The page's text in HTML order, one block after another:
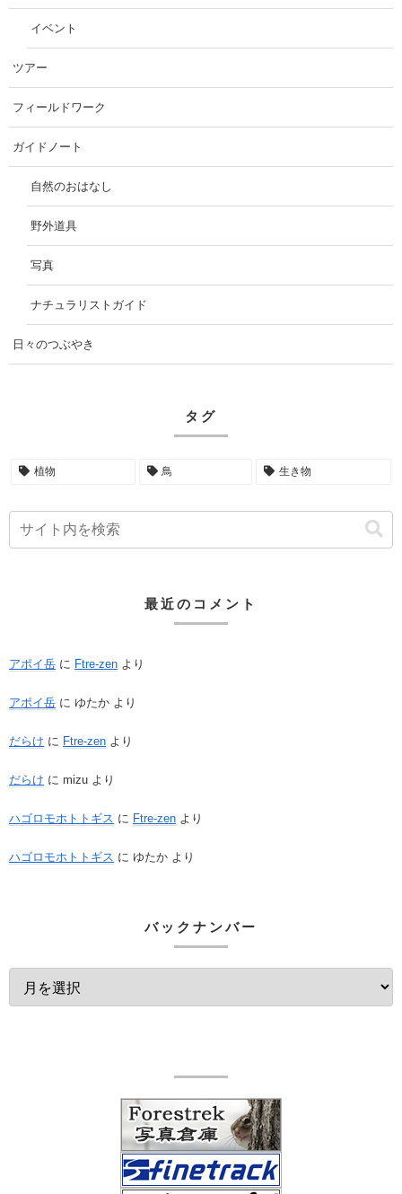
イベント
ツアー
フィールドワーク
ガイドノート
自然のおはなし
野外道具
写真
ナチュラリストガイド
日々のつぶやき
タグ
植物 鳥 生き物
最近のコメント
アポイ岳 に Ftre-zen より
アポイ岳 に ゆたか より
だらけ に Ftre-zen より
だらけ に mizu より
ハゴロモホトトギス に Ftre-zen より
ハゴロモホトトギス に ゆたか より
バックナンバー